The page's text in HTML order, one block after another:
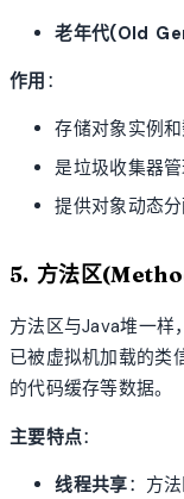
老年代(Old
作用 ：
存储对象实例和
是垃圾收集器管
提供对象动态分
5. 方法区
方法区与Java堆一样
已被虚拟机加载的类
的代码缓存等数据。
主要特点：
线程共享：方